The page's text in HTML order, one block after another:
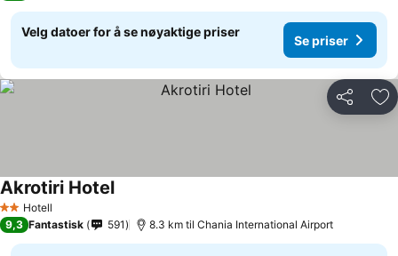
Velg datoer for å se nøyaktige priser
Se priser
Del
2 Stjerner
Hotell
Akrotiri HotelSe priser
9,3 Fantastisk 591 8.3 km til Chania International Airport